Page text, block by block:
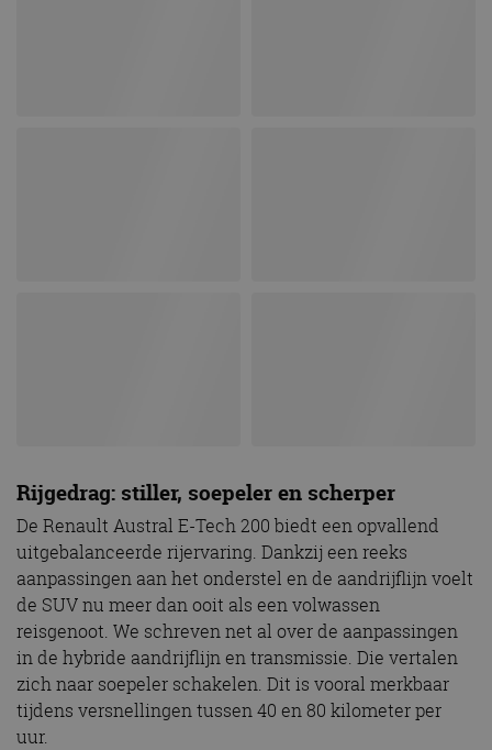
Rijgedrag: stiller, soepeler en scherper
De Renault Austral E-Tech 200 biedt een opvallend
uitgebalanceerde rijervaring. Dankzij een reeks
aanpassingen aan het onderstel en de aandrijflijn voelt
de SUV nu meer dan ooit als een volwassen
reisgenoot. We schreven net al over de aanpassingen
in de hybride aandrijflijn en transmissie. Die vertalen
zich naar soepeler schakelen. Dit is vooral merkbaar
tijdens versnellingen tussen 40 en 80 kilometer per
uur.